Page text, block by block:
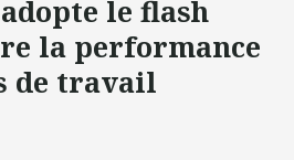
le flash
la performance
de travail